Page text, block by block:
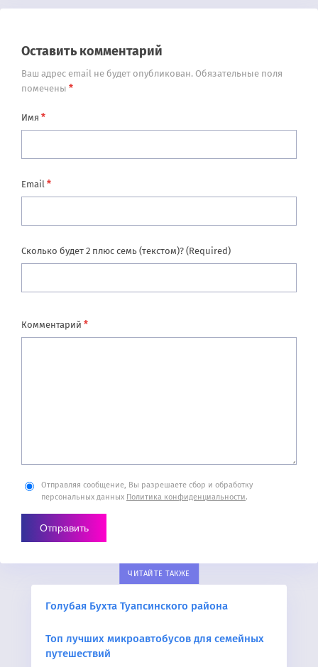
Оставить комментарий
Ваш адрес email не будет опубликован. Обязательные поля
помечены *
Имя *
Email *
Сколько будет 2 плюс семь (текстом)? (Required)
Комментарий *
Отправляя сообщение, Вы разрешаете сбор и обработку
персональных данных Политика конфиденциальности.
ЧИТАЙТЕ ТАКЖЕ
Голубая Бухта Туапсинского района
Топ лучших микроавтобусов для семейных
путешествий